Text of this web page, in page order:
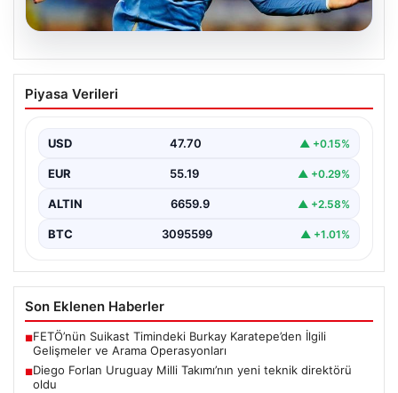
06.08.2026
Diego Forlan Uruguay Milli Takımı’nın
yeni teknik direktörü oldu
Piyasa Verileri
USD 47.70 ▲ +0.15%
EUR 55.19 ▲ +0.29%
ALTIN 6659.9 ▲ +2.58%
BTC 3095599 ▲ +1.01%
Son Eklenen Haberler
■FETÖ’nün Suikast Timindeki Burkay Karatepe’den İlgili
Gelişmeler ve Arama Operasyonları
■Diego Forlan Uruguay Milli Takımı’nın yeni teknik direktörü
oldu